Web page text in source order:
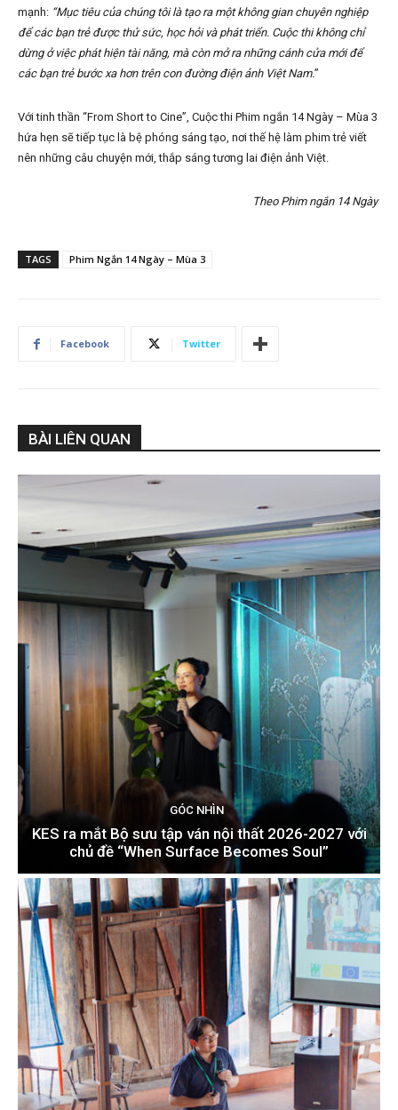
mạnh: “Mục tiêu của chúng tôi là tạo ra một không gian chuyên nghiệp
để các bạn trẻ được thử sức, học hỏi và phát triển. Cuộc thi không chỉ
dừng ở việc phát hiện tài năng, mà còn mở ra những cánh cửa mới để
các bạn trẻ bước xa hơn trên con đường điện ảnh Việt Nam.”
Với tinh thần “From Short to Cine”, Cuộc thi Phim ngắn 14 Ngày – Mùa 3
hứa hẹn sẽ tiếp tục là bệ phóng sáng tạo, nơi thế hệ làm phim trẻ viết
nên những câu chuyện mới, thắp sáng tương lai điện ảnh Việt.
Theo Phim ngắn 14 Ngày
TAGS Phim Ngắn 14 Ngày – Mùa 3
Facebook Twitter
BÀI LIÊN QUAN
GÓC NHÌN
KES ra mắt Bộ sưu tập ván nội thất 2026-2027 với
chủ đề “When Surface Becomes Soul”